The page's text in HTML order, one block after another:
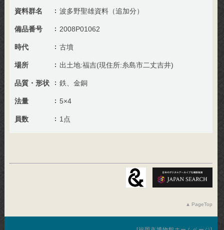
資料群名 波多野聖雄資料（追加分）
備品番号 2008P01062
時代 古墳
場所 出土地:福吉(現住所:糸島市二丈吉井)
品質・形状 鉄、金銅
法量 5×4
員数 1点
PageTop